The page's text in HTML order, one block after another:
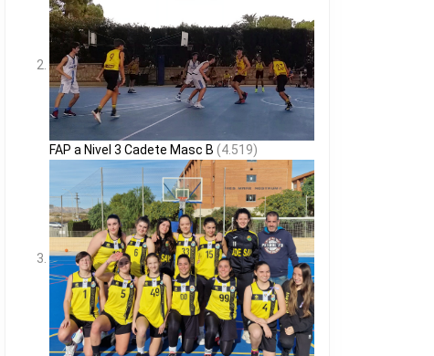
FAP a Nivel 3 Cadete Masc B (4.519)